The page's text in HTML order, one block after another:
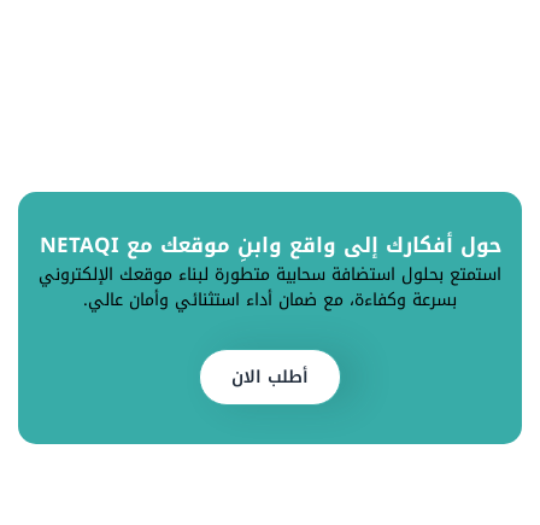
حول أفكارك إلى واقع وابنِ موقعك مع NETAQI
استمتع بحلول استضافة سحابية متطورة لبناء موقعك الإلكتروني
بسرعة وكفاءة، مع ضمان أداء استثنائي وأمان عالي.
أطلب الان